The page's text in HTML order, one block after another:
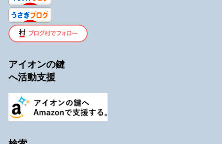
アイオンの鍵
へ活動支援